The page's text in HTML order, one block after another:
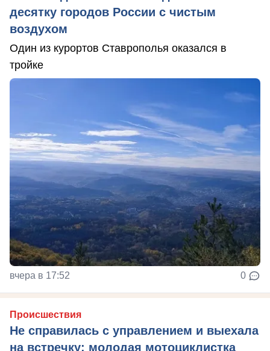
десятку городов России с чистым
воздухом
Один из курортов Ставрополья оказался в
тройке
вчера в 17:52 0
Происшествия
Не справилась с управлением и выехала
на встречку: молодая мотоциклистка